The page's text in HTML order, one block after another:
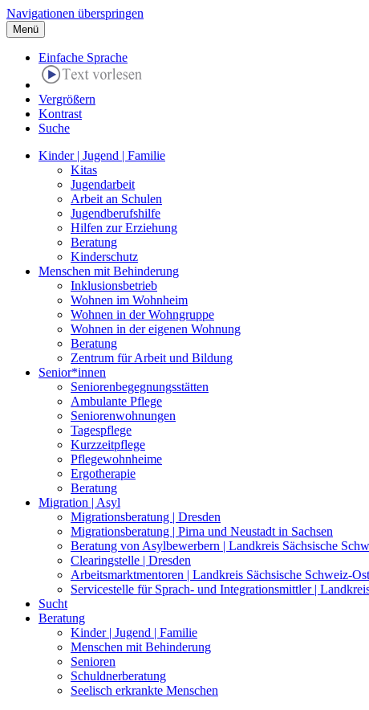
Navigationen überspringen
Menü
Einfache Sprache
Vergrößern
Kontrast
Suche
Kinder | Jugend | Familie
Kitas
Jugendarbeit
Arbeit an Schulen
Jugendberufshilfe
Hilfen zur Erziehung
Beratung
Kinderschutz
Menschen mit Behinderung
Inklusionsbetrieb
Wohnen im Wohnheim
Wohnen in der Wohngruppe
Wohnen in der eigenen Wohnung
Beratung
Zentrum für Arbeit und Bildung
Senior*innen
Seniorenbegegnungsstätten
Ambulante Pflege
Seniorenwohnungen
Tagespflege
Kurzzeitpflege
Pflegewohnheime
Ergotherapie
Beratung
Migration | Asyl
Migrationsberatung | Dresden
Migrationsberatung | Pirna und Neustadt in Sachsen
Beratung von Asylbewerbern | Landkreis Sächsische
Clearingstelle | Dresden
Arbeitsmarktmentoren | Landkreis Sächsische Schweiz-
Servicestelle für Sprach- und Integrationsmittler |
Sucht
Beratung
Kinder | Jugend | Familie
Menschen mit Behinderung
Senioren
Schuldnerberatung
Seelisch erkrankte Menschen